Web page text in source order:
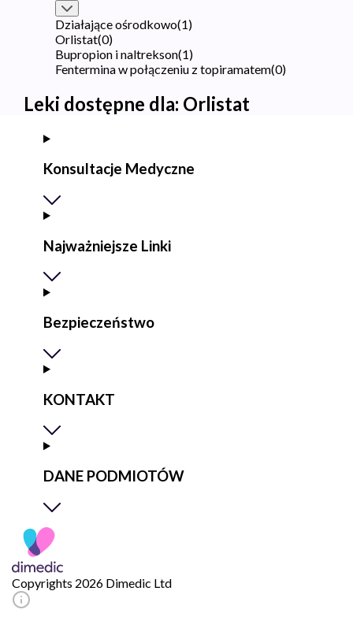
Działające ośrodkowo(1)
Orlistat(0)
Bupropion i naltrekson(1)
Fentermina w połączeniu z topiramatem(0)
Leki dostępne dla: Orlistat
Konsultacje Medyczne
Najważniejsze Linki
Bezpieczeństwo
KONTAKT
DANE PODMIOTÓW
Copyrights 2026 Dimedic Ltd